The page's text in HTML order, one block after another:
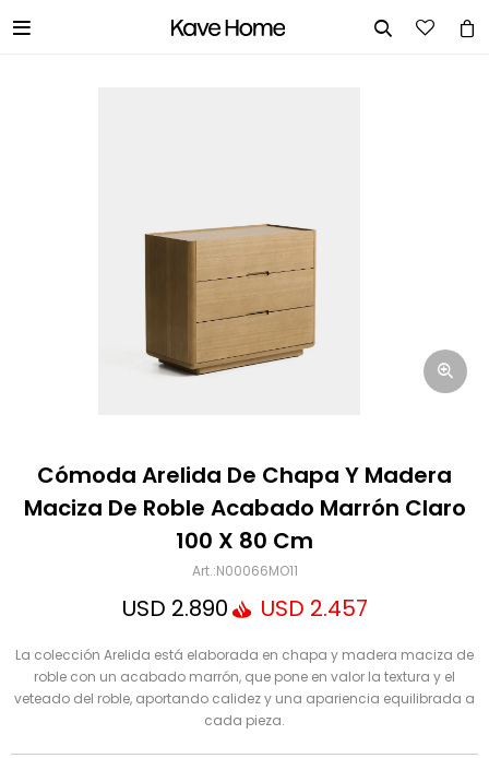
 
Cómoda Arelida De Chapa Y Madera
Maciza De Roble Acabado Marrón Claro
100 X 80 Cm
N00066MO11
USD 2.890 USD 2.457
La colección Arelida está elaborada en chapa y madera maciza de
roble con un acabado marrón, que pone en valor la textura y el
veteado del roble, aportando calidez y una apariencia equilibrada a
cada pieza.
Correo electrónico
Mensaje